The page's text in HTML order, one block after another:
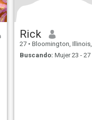
Rick
27 • Bloomington, Illinois, Estados Unidos
Buscando: Mujer 23 - 27